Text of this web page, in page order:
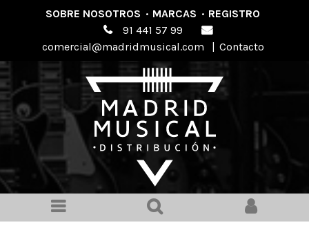
SOBRE NOSOTROS · MARCAS · REGISTRO
91 441 57 99
comercial@madridmusical.com
| Contacto